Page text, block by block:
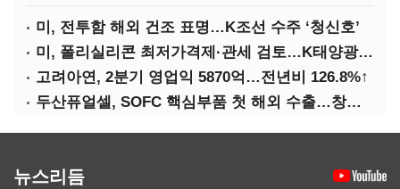
미, 전투함 해외 건조 표명…K조선 수주 ‘청신호’
미, 폴리실리콘 최저가격제·관세 검토…K태양광 입지 확대 기대
고려아연, 2분기 영업익 5870억…전년비 126.8%↑
두산퓨얼셀, SOFC 핵심부품 첫 해외 수출…창사 이래 최대 규모
뉴스리듬